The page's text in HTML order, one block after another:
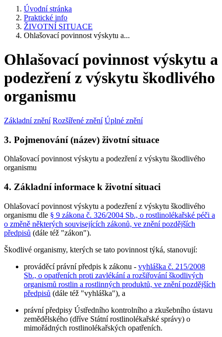
Úvodní stránka
Praktické info
ŽIVOTNÍ SITUACE
Ohlašovací povinnost výskytu a...
Ohlašovací povinnost výskytu a
podezření z výskytu škodlivého
organismu
Základní znění Rozšířené znění Úplné znění
3. Pojmenování (název) životní situace
Ohlašovací povinnost výskytu a podezření z výskytu škodlivého
organismu
4. Základní informace k životní situaci
Ohlašovací povinnost výskytu a podezření z výskytu škodlivého
organismu dle § 9 zákona č. 326/2004 Sb., o rostlinolékařské péči a
o změně některých souvisejících zákonů, ve znění pozdějších
předpisů (dále též "zákon").
Škodlivé organismy, kterých se tato povinnost týká, stanovují:
prováděcí právní předpis k zákonu - vyhláška č. 215/2008
Sb., o opatřeních proti zavlékání a rozšiřování škodlivých
organismů rostlin a rostlinných produktů, ve znění pozdějších
předpisů (dále též "vyhláška"), a
právní předpisy Ústředního kontrolního a zkušebního ústavu
zemědělského (dříve Státní rostlinolékařské správy) o
mimořádných rostlinolékařských opatřeních.